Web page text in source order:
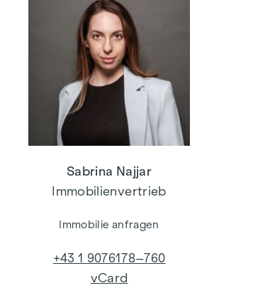
Sabrina Najjar
Immobilienvertrieb
Immobilie anfragen
+43 1 9076178–760
vCard